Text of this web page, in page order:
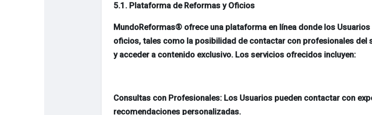
5.1. Plataforma de Reformas y Oficios
MundoReformas® ofrece una plataforma en línea donde los
oficios, tales como la posibilidad de contactar con profesionales
y acceder a contenido exclusivo. Los servicios ofrecidos incluyen:
Consultas con Profesionales: Los Usuarios pueden contactar con
recomendaciones personalizadas.